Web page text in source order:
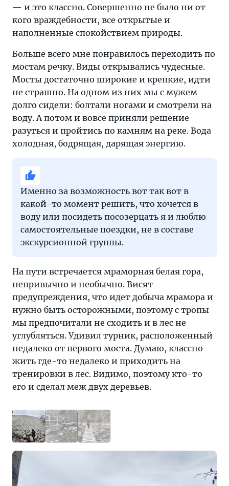
— и это классно. Совершенно не было ни от
кого враждебности, все открытые и
наполненные спокойствием природы.
Больше всего мне понравилось переходить по
мостам речку. Виды открывались чудесные.
Мосты достаточно широкие и крепкие, идти
не страшно. На одном из них мы с мужем
долго сидели: болтали ногами и смотрели на
воду. А потом и вовсе приняли решение
разуться и пройтись по камням на реке. Вода
холодная, бодрящая, дарящая энергию.
Именно за возможность вот так вот в
какой-то момент решить, что хочется в
воду или посидеть посозерцать я и люблю
самостоятельные поездки, не в составе
экскурсионной группы.
На пути встречается мраморная белая гора,
непривычно и необычно. Висят
предупреждения, что идет добыча мрамора и
нужно быть осторожными, поэтому с тропы
мы предпочитали не сходить и в лес не
углубляться. Удивил турник, расположенный
недалеко от первого моста. Думаю, классно
жить где-то недалеко и приходить на
тренировки в лес. Видимо, поэтому кто-то
его и сделал меж двух деревьев.